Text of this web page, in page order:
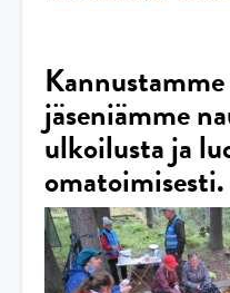
jäseniämme
ulkoilusta ja
omatoimisesti.